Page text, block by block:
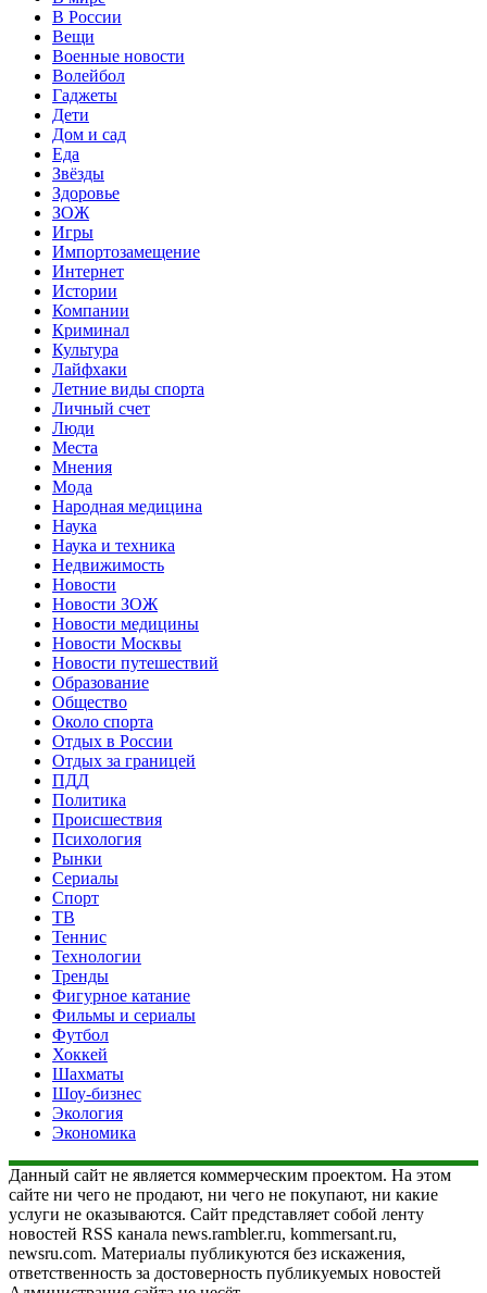
В России
Вещи
Военные новости
Волейбол
Гаджеты
Дети
Дом и сад
Еда
Звёзды
Здоровье
ЗОЖ
Игры
Импортозамещение
Интернет
Истории
Компании
Криминал
Культура
Лайфхаки
Летние виды спорта
Личный счет
Люди
Места
Мнения
Мода
Народная медицина
Наука
Наука и техника
Недвижимость
Новости
Новости ЗОЖ
Новости медицины
Новости Москвы
Новости путешествий
Образование
Общество
Около спорта
Отдых в России
Отдых за границей
ПДД
Политика
Происшествия
Психология
Рынки
Сериалы
Спорт
ТВ
Теннис
Технологии
Тренды
Фигурное катание
Фильмы и сериалы
Футбол
Хоккей
Шахматы
Шоу-бизнес
Экология
Экономика
Данный сайт не является коммерческим проектом. На этом
сайте ни чего не продают, ни чего не покупают, ни какие
услуги не оказываются. Сайт представляет собой ленту
новостей RSS канала news.rambler.ru, kommersant.ru,
newsru.com. Материалы публикуются без искажения,
ответственность за достоверность публикуемых новостей